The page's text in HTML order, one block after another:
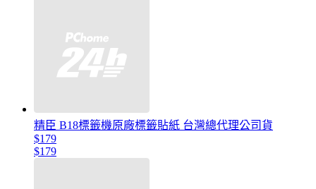
精臣 B18標籤機原廠標籤貼紙 台灣總代理公司貨
$179
$179